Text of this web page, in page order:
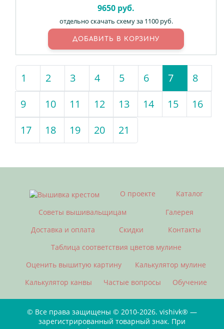
9650 руб.
отдельно скачать схему за 1100 руб.
1 2 3 4 5 6 7 (current)
8
9
10 11 12 13 14 15
16
17
18 19 20 21
О проекте
Каталог
Советы вышивальщицам
Галерея
Доставка и оплата
Скидки
Контакты
Таблица соответствия цветов мулине
Оценить вышитую картину
Калькулятор мулине
Калькулятор канвы
Частые вопросы Обучение
© Все права защищены © 2010-2026. vishivk® —
зарегистрированный товарный знак. При